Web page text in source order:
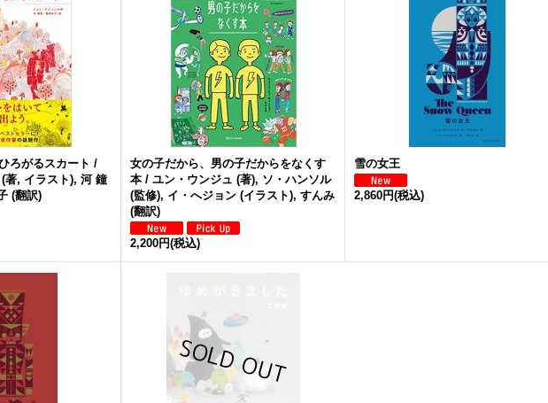
ろがるスカート /
著, イラスト), 河 鐘
(翻訳)
女の子だから、男の子だからをなくす
本 / ユン・ウンジュ (著), ソ・ハンソル
(監修), イ・へジョン (イラスト), すんみ
(翻訳)
2,200円(税込)
雪の女王
2,860円(税込)